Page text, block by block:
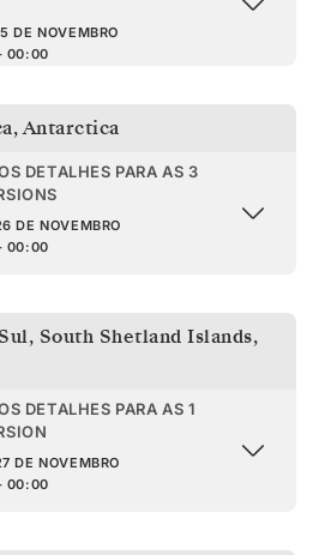
DE NOVEMBRO
00:00
,Antarctica
DETALHES PARA AS 3
DE NOVEMBRO
00:00
, South Shetland Islands,
DETALHES PARA AS 1
DE NOVEMBRO
00:00